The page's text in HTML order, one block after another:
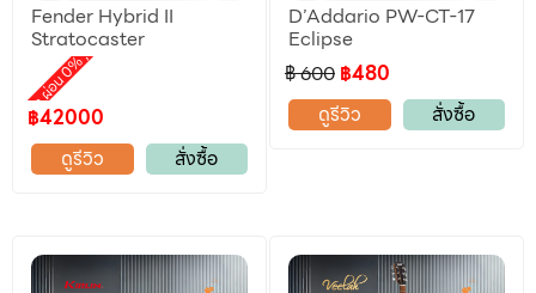
Fender Hybrid II
Stratocaster
ผ่อน 0%
,
ลดราคา
฿42000
ดูรีวิว
สั่งซื้อ
D’Addario PW-CT-17
Eclipse
฿ 600 ฿480
ดูรีวิว
สั่งซื้อ